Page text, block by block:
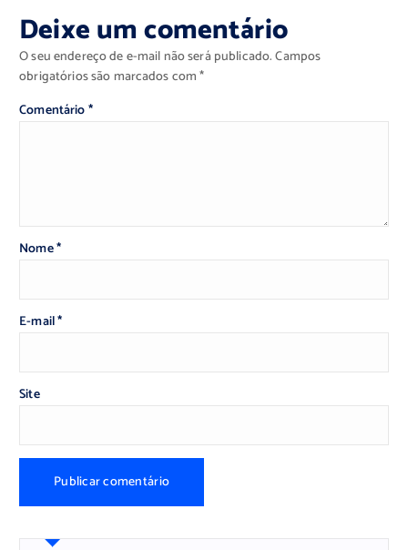
Deixe um comentário
O seu endereço de e-mail não será publicado.Campos
obrigatórios são marcados com*
Comentário*
Nome*
E-mail*
Site